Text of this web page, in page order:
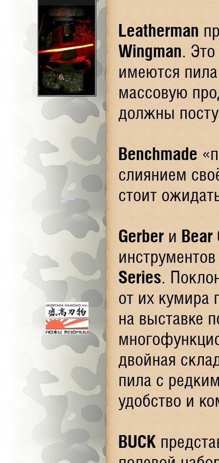
Leatherman
Wingman.
имеются
массовую
должны
Benchmade
слиянием
стоит
Gerber и Bear
Series.
от их кумира
на выставке
двойная
пила с
удобство и
BUCK